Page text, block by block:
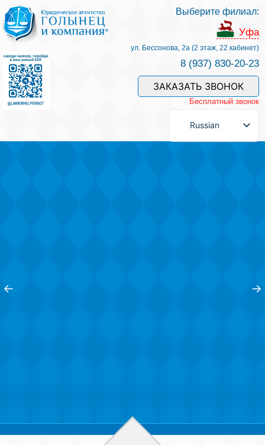
Услуги и наши специалисты
Оплата услуг
Задать вопрос
Выберите филиал:
Уфа
ул. Бессонова, 2а (2 этаж, 22 кабинет)
8 (937) 830-20-23
ЗАКАЗАТЬ ЗВОНОК
Бесплатный звонок
Russian
← →